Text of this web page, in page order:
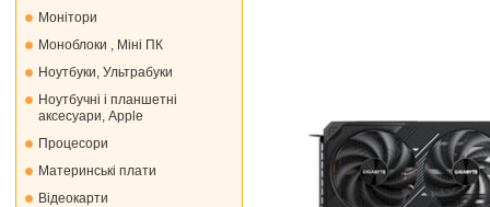
Монiтори
Моноблоки , Міні ПК
Ноутбуки, Ультрабуки
Ноутбучні і планшетні
аксесуари, Apple
Процесори
Материнські плати
Відеокарти